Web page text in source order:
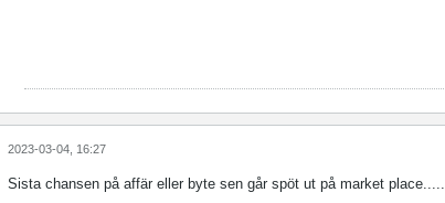
2023-03-04, 16:27
Sista chansen på affär eller byte sen går spöt ut på market place.....